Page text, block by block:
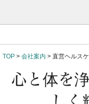
TOP > 会社案内 > 直営ヘルス
心と体を